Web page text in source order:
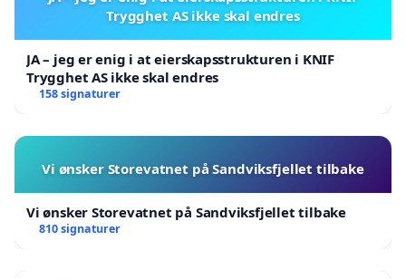
Trygghet AS ikke skal endres
JA – jeg er enig i at eierskapsstrukturen i KNIF
Trygghet AS ikke skal endres
158 signaturer
Vi ønsker Storevatnet på Sandviksfjellet tilbake
Vi ønsker Storevatnet på Sandviksfjellet tilbake
810 signaturer